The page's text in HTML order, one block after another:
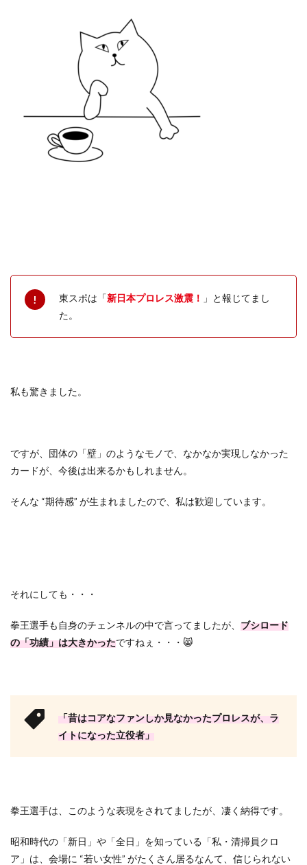
東スポは「新日本プロレス激震！ 」と報じてまし
た。
私も驚きました。
ですが、団体の「壁」のようなモノで、なかなか実現しなかった
カードが、今後は出来るかもしれません。
そんな “期待感” が生まれましたので、私は歓迎しています。
それにしても・・・
拳王選手も自身のチェンネルの中で言ってましたが、 ブシロード
の「功績」は大きかったですねぇ・・・😸
「昔はコアなファンしか見なかったプロレスが、ラ
イトになった立役者」
拳王選手は、このような表現をされてましたが、凄く納得です。
昭和時代の「新日」や「全日」を知っている「私・清掃員クロ
ア」は、会場に “若い女性” がたくさん居るなんて、信じられない